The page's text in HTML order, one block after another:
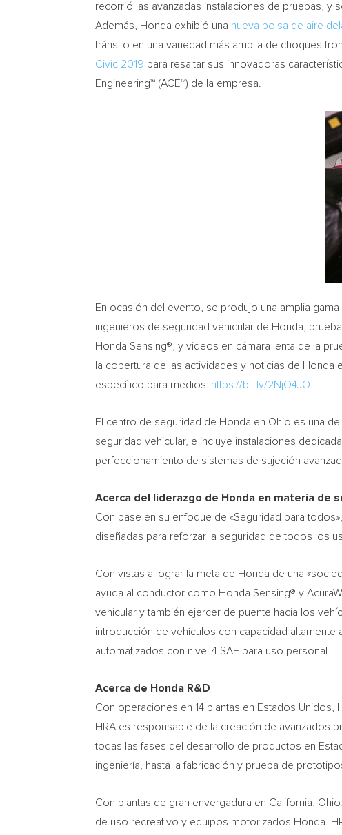
recorrió las avanzadas instalaciones de pruebas, y
Además, Honda exhibió una nueva bolsa de aire
tránsito en una variedad más amplia de choques
Civic 2019 para resaltar sus innovadoras
Engineering™ (ACE™) de la empresa.
En ocasión del evento, se produjo una amplia
ingenieros de seguridad vehicular de Honda,
Honda Sensing®, y videos en cámara lenta de la
la cobertura de las actividades y noticias de
específico para medios: https://bit.ly/2NjO4JO
El centro de seguridad de Honda en Ohio es una
seguridad vehicular, e incluye instalaciones
perfeccionamiento de sistemas de sujeción
Acerca del liderazgo de Honda en materia de
Con base en su enfoque de «Seguridad para
diseñadas para reforzar la seguridad de todos los
Con vistas a lograr la meta de Honda de una
ayuda al conductor como Honda Sensing® y
vehicular y también ejercer de puente hacia los
introducción de vehículos con capacidad
automatizados con nivel 4 SAE para uso personal.
Acerca de Honda R&D
Con operaciones en 14 plantas en Estados Unidos,
HRA es responsable de la creación de avanzados
todas las fases del desarrollo de productos en
ingeniería, hasta la fabricación y prueba de
Con plantas de gran envergadura en California Ohio
de uso recreativo y equipos motorizados Honda.